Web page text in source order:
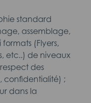
standard
assemblage,
(Flyers,
etc..) de niveaux
des
confidentialité) ;
dans la